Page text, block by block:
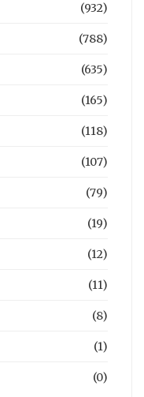
(932)
(788)
(635)
(165)
(118)
(107)
(79)
(19)
(12)
(11)
(8)
(1)
(0)